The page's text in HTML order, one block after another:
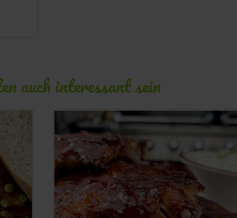
auch interessant sein